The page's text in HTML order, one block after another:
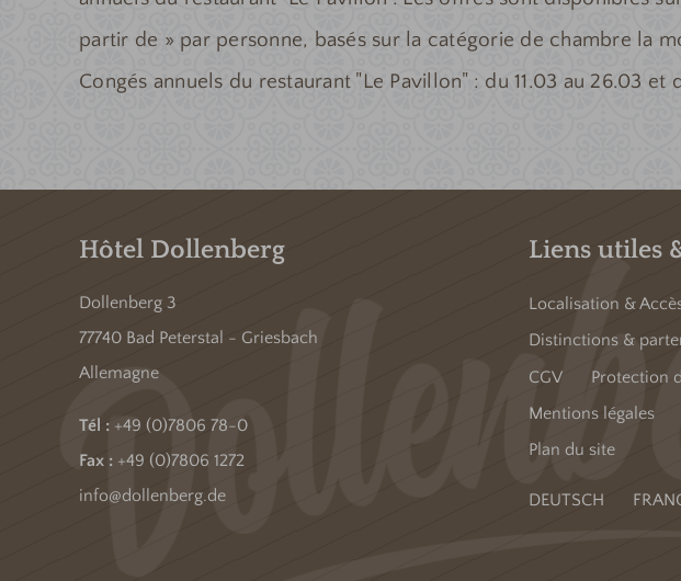
partir de » par personne, basés sur la catégorie de chambre la
Congés annuels du restaurant "Le Pavillon" : du 11.03 au 26.03 et
Hôtel Dollenberg
Dollenberg 3
77740 Bad Peterstal - Griesbach
Allemagne
Tél : +49 (0)7806 78-0
Fax : +49 (0)7806 1272
info@dollenberg.de
Liens utiles
Localisation &
Distinctions &
CGV
Protection
Mentions légales
Plan du site
DEUTSCH